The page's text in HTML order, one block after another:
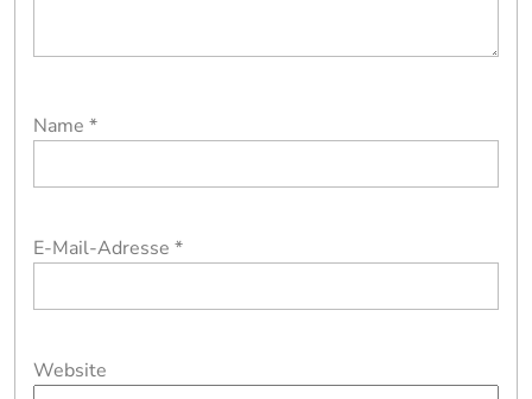
Name *
E-Mail-Adresse *
Website